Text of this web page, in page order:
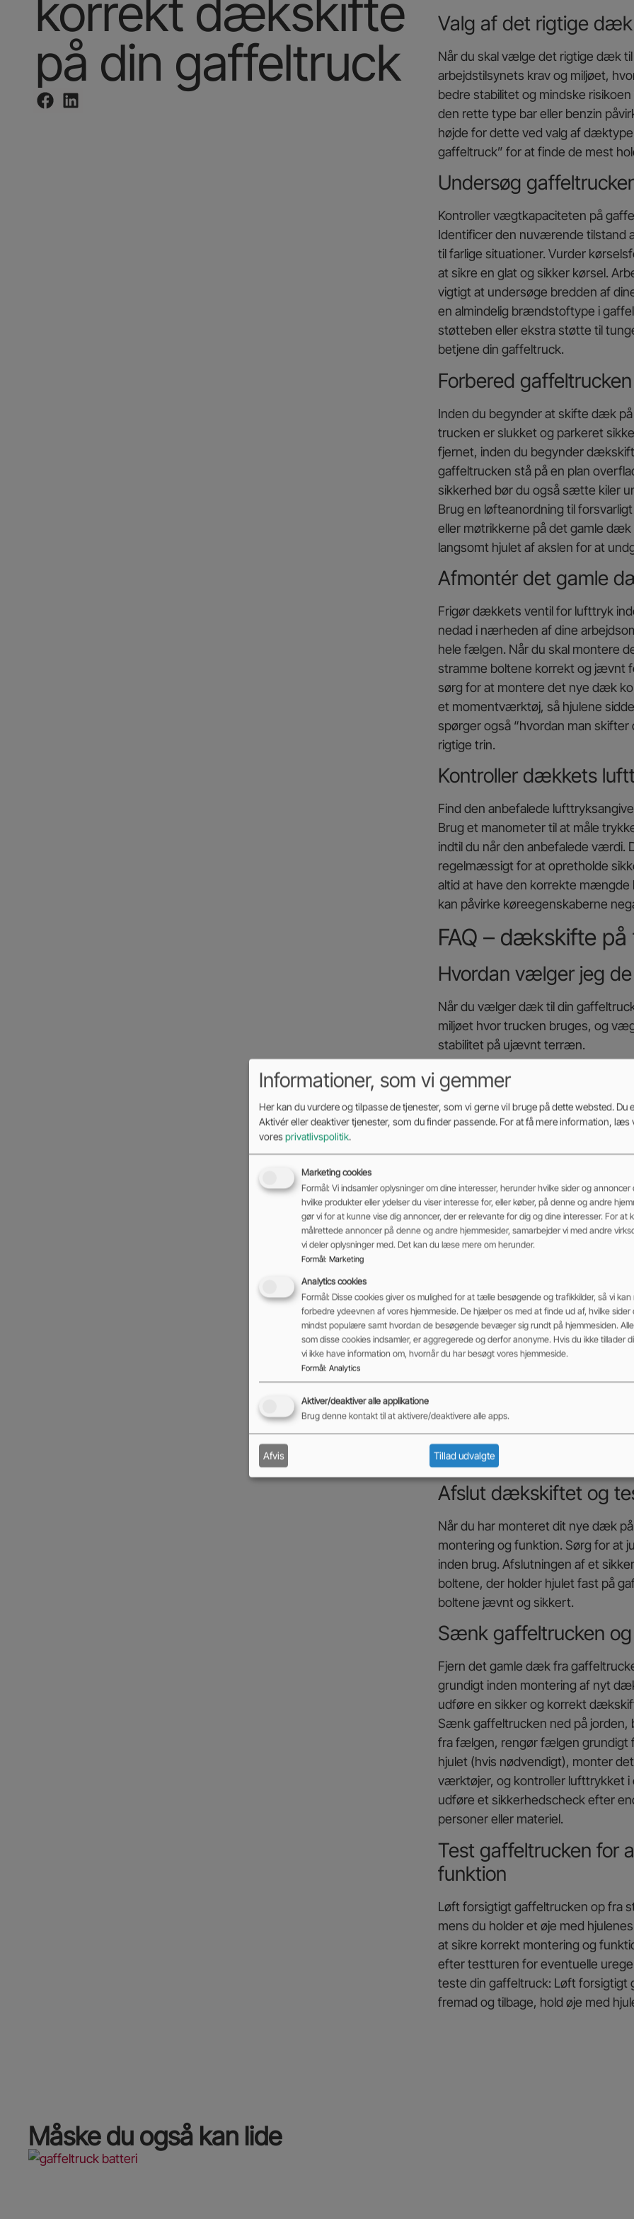
korrekt dækskifte
på din gaffeltruck
Valg af det rigtige dæk
Når du skal vælge det rigtige dæk
arbejdstilsynets krav og miljøet,
bedre stabilitet og mindske
den rette type bar eller benzin
højde for dette ved valg af
gaffeltruck” for at finde de mest
Undersøg
Kontroller vægtkapaciteten på
Identificer den nuværende tilstand
til farlige situationer. Vurder
at sikre en glat og sikker kørsel.
vigtigt at undersøge bredden af
en almindelig brændstoftype i
støtteben eller ekstra støtte til
betjene din gaffeltruck.
Forbered
Inden du begynder at skifte dæk
trucken er slukket og parkeret
fjernet, inden du begynder
gaffeltrucken stå på en plan
sikkerhed bør du også sætte kiler
Brug en løfteanordning til
eller møtrikkerne på det gamle
langsomt hjulet af akslen for at
Afmontér det gamle
Frigør dækkets ventil for lufttryk
nedad i nærheden af dine
hele fælgen. Når du skal montere
stramme boltene korrekt og jævnt
sørg for at montere det nye dæk
et momentværktøj, så hjulene
spørger også “hvordan man
rigtige trin.
Kontroller dækkets
Find den anbefalede
Brug et manometer til at måle
indtil du når den anbefalede
regelmæssigt for at opretholde
altid at have den korrekte
kan påvirke køreegenskaberne
FAQ – dækskifte på
Hvordan vælger jeg
Når du vælger dæk til din
miljøet hvor trucken bruges, og
stabilitet på ujævnt terræn.
Hvor ofte skal jeg
dæk?
Det anbefales at kontrollere
og før længere arbejdsopgaver for
Hvad er tegnene på,
Tegn på, at dine truck dæk skal
og nedsat greb. Hvis dækkene er
for tegn på aldring.
Kan jeg selv skifte
Ja, du kan selv skifte dæk på din
for at have det rette værktøj og
Hvad er de vigtigste
dækskifte på en
De vigtigste
parkeret på en plan overflade,
jævnt og trinvis for at undgå
Afslut dækskiftet og
Når du har monteret dit nye dæk
montering og funktion. Sørg for at
inden brug. Afslutningen af et
boltene, der holder hjulet fast på
boltene jævnt og sikkert.
Sænk gaffeltrucken
Fjern det gamle dæk fra
grundigt inden montering af nyt
udføre en sikker og korrekt
Sænk gaffeltrucken ned på
fra fælgen, rengør fælgen grundigt
hjulet (hvis nødvendigt), monter
værktøjer, og kontroller lufttrykket
udføre et sikkerhedscheck efter
personer eller materiel.
Test gaffeltrucken for
funktion
Løft forsigtigt gaffeltrucken op fra
mens du holder et øje med
at sikre korrekt montering og
efter testturen for eventuelle
teste din gaffeltruck: Løft
fremad og tilbage, hold øje med
Måske du også kan lide
Informationer, som vi gemmer
Her kan du vurdere og tilpasse de tjenester, som vi gerne vil bruge på dette websted. Du
Aktivér eller deaktiver tjenester, som du finder passende. For at få mere information, læs
voresprivatlivspolitik.
Marketing cookies
Formål: Vi indsamler oplysninger om dine interesser, herunder hvilke sider og annoncer
hvilke produkter eller ydelser du viser interesse for, eller køber, på denne og andre
gør vi for at kunne vise dig annoncer, der er relevante for dig og dine interesser. For at
målrettede annoncer på denne og andre hjemmesider, samarbejder vi med andre
vi deler oplysninger med. Det kan du læse mere om herunder.
Formål: Marketing
Analytics cookies
Formål: Disse cookies giver os mulighed for at tælle besøgende og trafikkilder, så vi kan
forbedre ydeevnen af vores hjemmeside. De hjælper os med at finde ud af, hvilke sider
mindst populære samt hvordan de besøgende bevæger sig rundt på hjemmesiden.
som disse cookies indsamler, er aggregerede og derfor anonyme. Hvis du ikke tillader
vi ikke have information om, hvornår du har besøgt vores hjemmeside.
Formål: Analytics
Aktiver/deaktiver alle applikatione
Brug denne kontakt til at aktivere/deaktivere alle apps.
Afvis Tillad udvalgte